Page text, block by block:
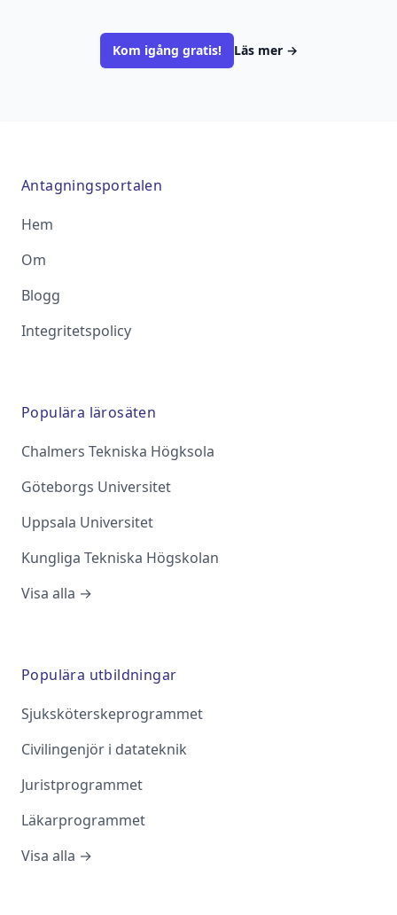
Kom igång gratis! Läs mer →
Antagningsportalen
Hem
Om
Blogg
Integritetspolicy
Populära lärosäten
Chalmers Tekniska Högksola
Göteborgs Universitet
Uppsala Universitet
Kungliga Tekniska Högskolan
Visa alla →
Populära utbildningar
Sjuksköterskeprogrammet
Civilingenjör i datateknik
Juristprogrammet
Läkarprogrammet
Visa alla →